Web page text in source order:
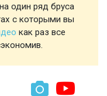
один ряд бруса
с которыми вы
как раз все